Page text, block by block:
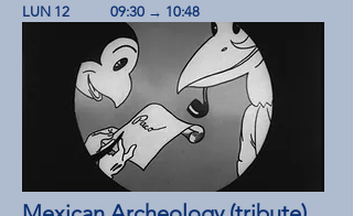
LUN 12 09:30 → 10:48